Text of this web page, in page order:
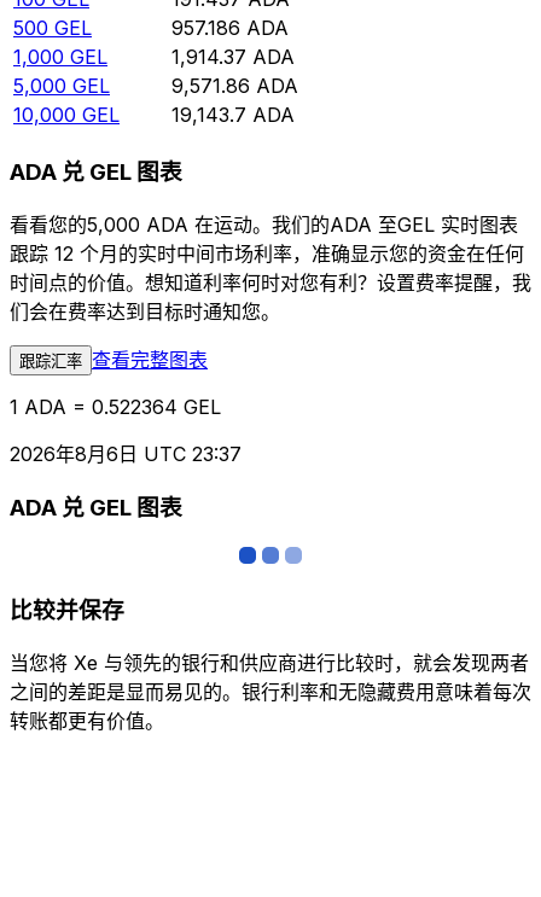
500 GEL 957.186 ADA
1,000 GEL 1,914.37 ADA
5,000 GEL 9,571.86 ADA
10,000 GEL 19,143.7 ADA
ADA 兑 GEL 图表
看看您的5,000 ADA 在运动。我们的ADA 至GEL 实时图表
跟踪 12 个月的实时中间市场利率，准确显示您的资金在任何
时间点的价值。想知道利率何时对您有利？设置费率提醒，我
们会在费率达到目标时通知您。
跟踪汇率 查看完整图表
1 ADA = 0.522364 GEL
2026年8月6日 UTC 23:37
ADA 兑 GEL 图表
比较并保存
当您将 Xe 与领先的银行和供应商进行比较时，就会发现两者
之间的差距是显而易见的。银行利率和无隐藏费用意味着每次
转账都更有价值。